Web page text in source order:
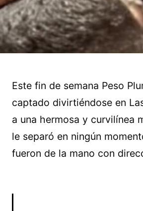
Este fin de semana Peso
captado divirtiéndose en
a una hermosa y curvilínea
le separó en ningún
fueron de la mano con